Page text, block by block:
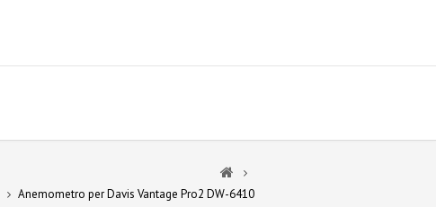
Anemometro per Davis Vantage Pro2 DW-6410